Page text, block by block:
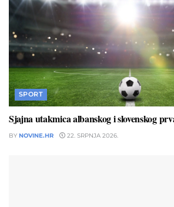
SPORT
Sjajna utakmica albanskog i slovenskog
BY NOVINE.HR 22. SRPNJA 2026.